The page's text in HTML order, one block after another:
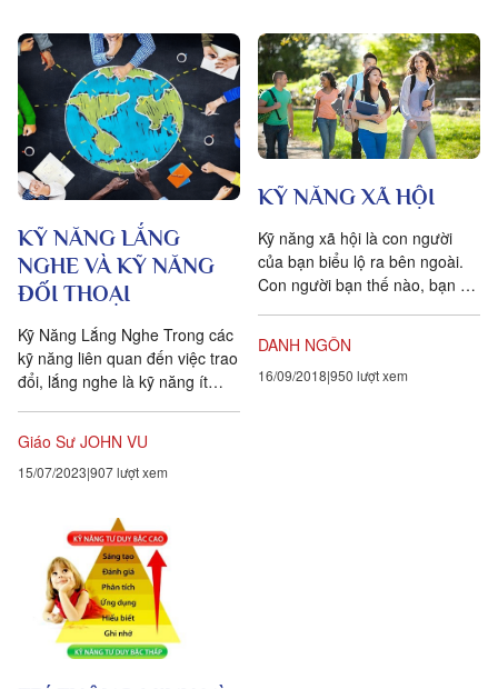
KỸ NĂNG LẮNG
NGHE VÀ KỸ NĂNG
ĐỐI THOẠI
Kỹ Năng Lắng Nghe Trong các
kỹ năng liên quan đến việc trao
đổi, lắng nghe là kỹ năng ít
Giáo Sư JOHN VU
15/07/2023 907 lượt xem
KỸ NĂNG XÃ HỘI
Kỹ năng xã hội là con người
của bạn biểu lộ ra bên ngoài.
Con người bạn thế nào, bạn sẽ
DANH NGÔN
16/09/2018 950 lượt xem